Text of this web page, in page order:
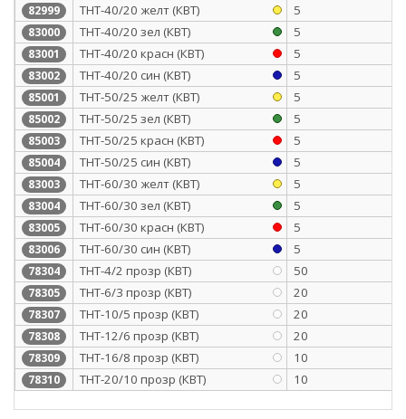
82999 ТНТ-40/20 желт (КВТ) 5
83000 ТНТ-40/20 зел (КВТ) 5
83001 ТНТ-40/20 красн (КВТ) 5
83002 ТНТ-40/20 син (КВТ) 5
85001 ТНТ-50/25 желт (КВТ) 5
85002 ТНТ-50/25 зел (КВТ) 5
85003 ТНТ-50/25 красн (КВТ) 5
85004 ТНТ-50/25 син (КВТ) 5
83003 ТНТ-60/30 желт (КВТ) 5
83004 ТНТ-60/30 зел (КВТ) 5
83005 ТНТ-60/30 красн (КВТ) 5
83006 ТНТ-60/30 син (КВТ) 5
78304 ТНТ-4/2 прозр (КВТ) 50
78305 ТНТ-6/3 прозр (КВТ) 20
78307 ТНТ-10/5 прозр (КВТ) 20
78308 ТНТ-12/6 прозр (КВТ) 20
78309 ТНТ-16/8 прозр (КВТ) 10
78310 ТНТ-20/10 прозр (КВТ) 10